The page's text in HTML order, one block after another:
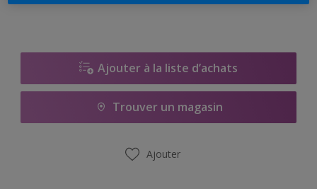
Ajouter à la liste d’achats
Trouver un magasin
Ajouter